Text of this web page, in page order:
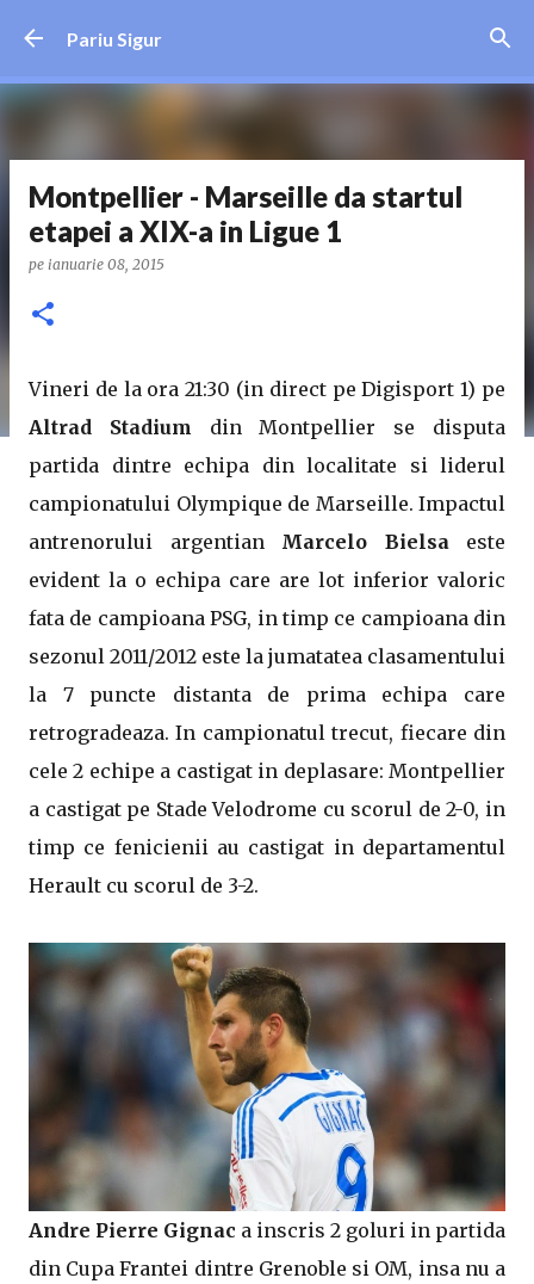
Treceți la conținutul principal
Pariu Sigur
Montpellier - Marseille da startul
etapei a XIX-a in Ligue 1
pe ianuarie 08, 2015
Vineri de la ora 21:30 (in direct pe Digisport 1) pe
Altrad Stadium din Montpellier se disputa
partida dintre echipa din localitate si liderul
campionatului Olympique de Marseille. Impactul
antrenorului argentian Marcelo Bielsaeste
evident la o echipa care are lot inferior valoric
fata de campioana PSG, in timp ce campioana din
sezonul 2011/2012 este la jumatatea clasamentului
la 7 puncte distanta de prima echipa care
retrogradeaza. In campionatul trecut, fiecare din
cele 2 echipe a castigat in deplasare: Montpellier
a castigat pe Stade Velodrome cu scorul de 2-0, in
timp ce fenicienii au castigat in departamentul
Herault cu scorul de 3-2.
Andre Pierre Gignac a inscris 2 goluri in partida
din Cupa Frantei dintre Grenoble si OM, insa nu a